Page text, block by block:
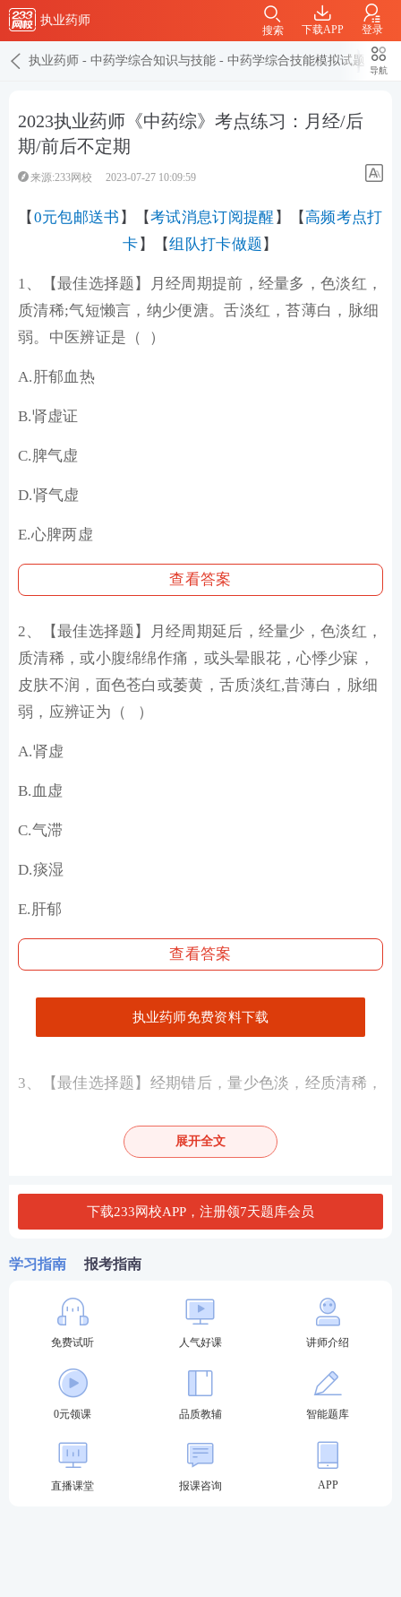
执业药师
下载APP 登录
搜索
执业药师 - 中药学综合知识与技能 - 中药学综合技能模拟试题
导航
2023执业药师《中药综》考点练习：月经/后
期/前后不定期
来源:233网校 2023-07-27 10:09:59
【 0元包邮送书 】【考试消息订阅提醒 】【高频考点打
卡 】【组队打卡做题 】
1、【最佳选择题】月经周期提前，经量多，色淡红，
质清稀;气短懒言，纳少便溏。舌淡红，苔薄白，脉细
弱。中医辨证是（ ）
A.肝郁血热
B.肾虚证
C.脾气虚
D.肾气虚
E.心脾两虚
查看答案
2、 【最佳选择题】
月经周期延后，经量少，色淡红，
质清稀，或小腹绵绵作痛，或头晕眼花，心悸少寐，
皮肤不润，面色苍白或萎黄，舌质淡红,昔薄白，脉细
弱，应辨证为（ ）
A.肾虚
B.血虚
C.气滞
D.痰湿
E.肝郁
查看答案
执业药师免费资料下载
3、 【最佳选择题】 经期错后，量少色淡，经质清稀，
C.调经丸
D.春血安胶囊
E.复方益母草膏
查看答案
4、【最佳选择题】患者，女，19岁。经行或先或
后，量少，色淡暗，质稀薄，腰骶酸痛，头晕耳鸣。
舌淡苔白， 脉细弱，其诊断是( )。
展开全文
下载233网校APP，注册领7天题库会员
学习指南 报考指南
免费试听 人气好课 讲师介绍
0元领课 品质教辅 智能题库
直播课堂 报课咨询 APP